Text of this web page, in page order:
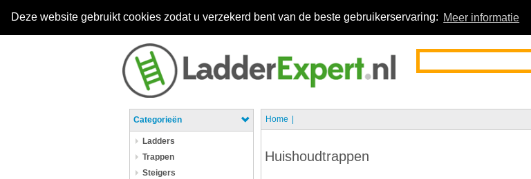
Deze website gebruikt cookies zodat u verzekerd bent van de beste gebruikerservaring: Meer informatie
Categorieën
Ladders
Trappen
Steigers
Home
Huishoudtrappen